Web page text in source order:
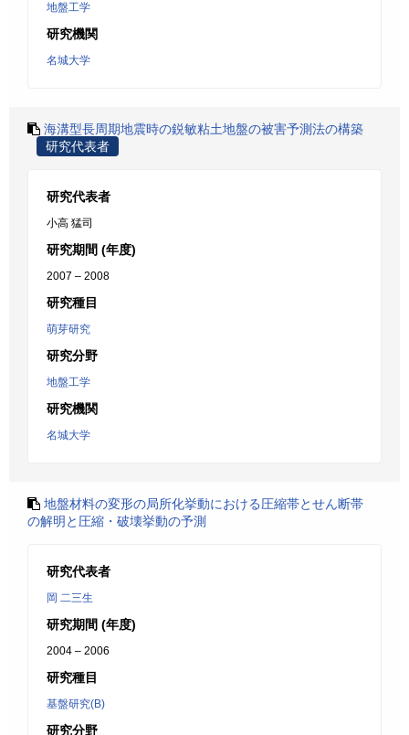
地盤工学
研究機関
名城大学
海溝型長周期地震時の鋭敏粘土地盤の被害予測法の構築
研究代表者
研究代表者
小高 猛司
研究期間 (年度)
2007 – 2008
研究種目
萌芽研究
研究分野
地盤工学
研究機関
名城大学
地盤材料の変形の局所化挙動における圧縮帯とせん断帯
の解明と圧縮・破壊挙動の予測
研究代表者
岡 二三生
研究期間 (年度)
2004 – 2006
研究種目
基盤研究(B)
研究分野